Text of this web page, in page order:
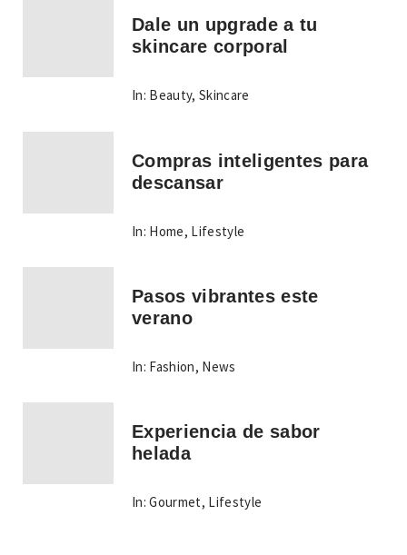
Dale un upgrade a tu
skincare corporal
In: Beauty,Skincare
Compras inteligentes para
descansar
In: Home, Lifestyle
Pasos vibrantes este
verano
In: Fashion, News
Experiencia de sabor
helada
In: Gourmet, Lifestyle